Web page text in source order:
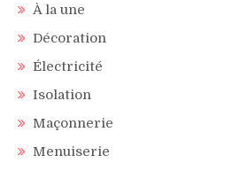
À la une
Décoration
Électricité
Isolation
Maçonnerie
Menuiserie